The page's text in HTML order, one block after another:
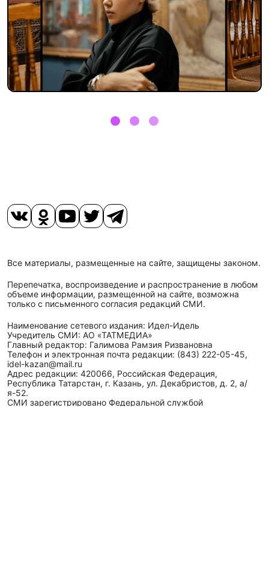
Все материалы, размещенные на сайте, защищены законом.
Перепечатка, воспроизведение и распространение в любом
объеме информации, размещенной на сайте, возможна
только с письменного согласия редакций СМИ.
Наименование сетевого издания: Идел-Идель
Учредитель СМИ: АО «ТАТМЕДИА»
Главный редактор: Галимова Рамзия Ризвановна
Телефон и электронная почта редакции: (843) 222-05-45,
idel-kazan@mail.ru
Адрес редакции: 420066, Российская Федерация,
Республика Татарстан, г. Казань, ул. Декабристов, д. 2, а/
я-52.
СМИ зарегистрировано Федеральной службой